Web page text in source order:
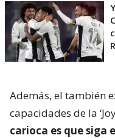
Además, el también
capacidades de la
carioca es que siga